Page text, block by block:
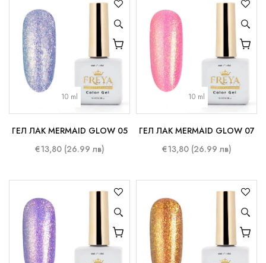
10 ml
ГЕЛ ЛАК MERMAID GLOW 05
€13,80 (26.99 лв)
10 ml
ГЕЛ ЛАК MERMAID GLOW 07
€13,80 (26.99 лв)